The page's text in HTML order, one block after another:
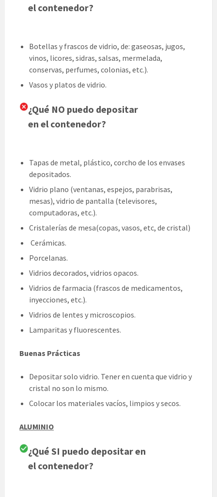
el contenedor?
Botellas y frascos de vidrio, de: gaseosas, jugos,
vinos, licores, sidras, salsas, mermelada,
conservas, perfumes, colonias, etc.).
Vasos y platos de vidrio.
¿Qué NO puedo depositar
en el contenedor?
Tapas de metal, plástico, corcho de los envases
depositados.
Vidrio plano (ventanas, espejos, parabrisas,
mesas), vidrio de pantalla (televisores,
computadoras, etc.).
Cristalerías de mesa(copas, vasos, etc, de cristal)
Cerámicas.
Porcelanas.
Vidrios decorados, vidrios opacos.
Vidrios de farmacia (frascos de medicamentos,
inyecciones, etc.).
Vidrios de lentes y microscopios.
Lamparitas y fluorescentes.
Buenas Prácticas
Depositar solo vidrio. Tener en cuenta que vidrio y
cristal no son lo mismo.
Colocar los materiales vacíos, limpios y secos.
ALUMINIO
¿Qué SI puedo depositar en
el contenedor?